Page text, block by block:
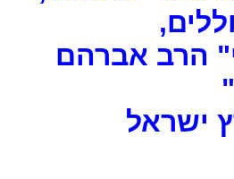
הרב אברהם
ישראל